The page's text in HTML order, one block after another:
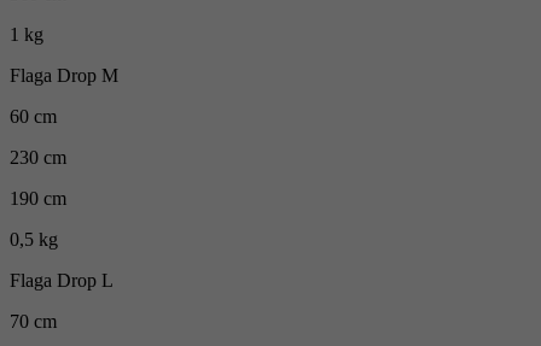
1 kg
Flaga Drop M
60 cm
230 cm
190 cm
0,5 kg
Flaga Drop L
70 cm